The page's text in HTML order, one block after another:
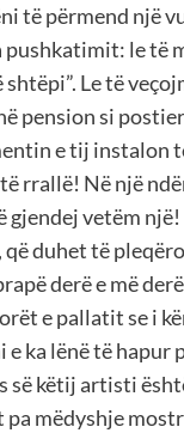
të përmend një
pushkatimit: le të
shtëpi”. Le të
pension si
e tij instalon
rrallë! Në një
gjendej vetëm një!
duhet të
derë e më
e pallatit se i
ka lënë të hapur
së këtij artisti
mëdyshje